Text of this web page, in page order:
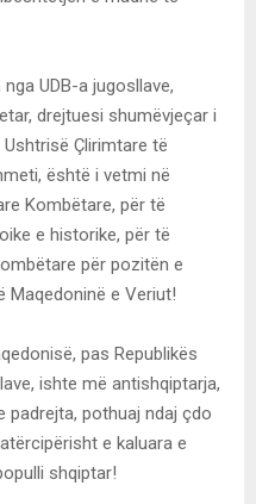
UDB-a jugosllave,
drejtuesi shumëvjeçar i
Çlirimtare të
është i vetmi në
Kombëtare, për të
e historike, për të
për pozitën e
Maqedoninë e Veriut!
pas Republikës
ishte më antishqiptarja,
padrejta, pothuaj ndaj çdo
e kaluara e
shqiptar!